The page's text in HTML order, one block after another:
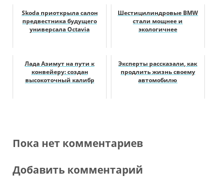
Skoda приоткрыла салон
предвестника будущего
универсала Octavia
Шестицилиндровые BMW
стали мощнее и
экологичнее
Лада Азимут на пути к
конвейеру: создан
высокоточный калибр
Эксперты рассказали, как
продлить жизнь своему
автомобилю
Пока нет комментариев
Добавить комментарий